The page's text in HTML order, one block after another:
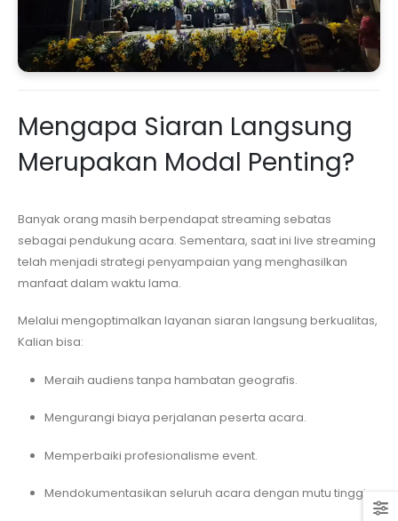
Mengapa Siaran Langsung
Merupakan Modal Penting?
Banyak orang masih berpendapat streaming sebatas
sebagai pendukung acara. Sementara, saat ini live streaming
telah menjadi strategi penyampaian yang menghasilkan
manfaat dalam waktu lama.
Melalui mengoptimalkan layanan siaran langsung berkualitas,
Kalian bisa:
Meraih audiens tanpa hambatan geografis.
Mengurangi biaya perjalanan peserta acara.
Memperbaiki profesionalisme event.
Mendokumentasikan seluruh acara dengan mutu tinggi.